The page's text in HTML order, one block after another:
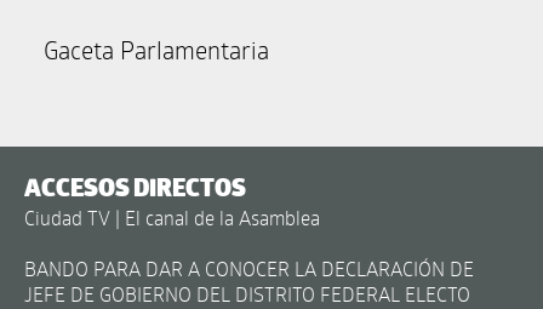
Gaceta Parlamentaria
ACCESOS DIRECTOS
Ciudad TV | El canal de la Asamblea
BANDO PARA DAR A CONOCER LA DECLARACIÓN DE
JEFE DE GOBIERNO DEL DISTRITO FEDERAL ELECTO